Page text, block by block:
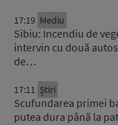
17:19 Mediu
Sibiu: Incendiu de
intervin cu două
de…
17:11 Știri
Scufundarea primei
putea dura până la